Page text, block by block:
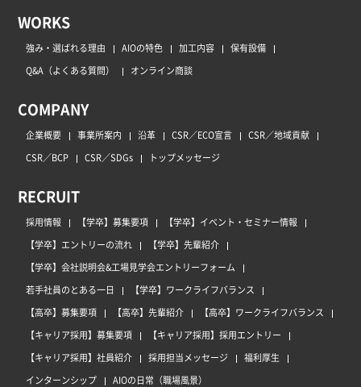
WORKS
強み・選ばれる理由 AIOの特色 加工内容
保有設備
Q&A（よくある質問）
オンライン商談
COMPANY
企業概要 事業所案内 沿革 CSR／ECO宣言
CSR／地域貢献
CSR／BCP
CSR／SDGs トップメッセージ
RECRUIT
採用情報 【学卒】募集要項
【学卒】イベント・セミナー情報
【学卒】エントリーの流れ
【学卒】先輩紹介
【学卒】会社説明会&工場見学会エントリーフォーム
若手社員のとある一日
【学卒】ワークライフバランス
【高卒】募集要項
【高卒】先輩紹介
【高卒】ワークライフバランス
【キャリア採用】募集要項
【キャリア採用】採用エントリー
【キャリア採用】社員紹介
採用担当メッセージ
福利厚生
インターンシップ
AIOの日常（職場風景）